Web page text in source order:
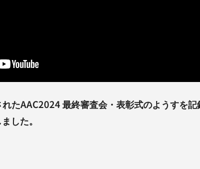
たAAC2024 最終審査会・表彰式のようすを記
した。